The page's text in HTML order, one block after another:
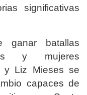
significativas
ganar batallas
y mujeres
y Liz Mieses se
capaces de